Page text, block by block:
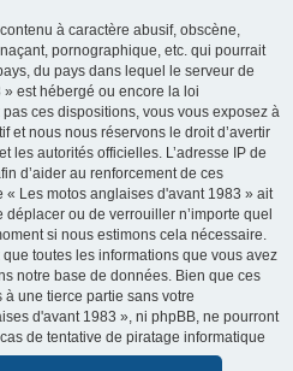
à caractère abusif, obscène,
pornographique, etc. qui pourrait
du pays dans lequel le serveur de
est hébergé ou encore la loi
ces dispositions, vous vous exposez à
et nous nous réservons le droit d’avertir
les autorités officielles. L’adresse IP de
d’aider au renforcement de ces
« Les motos anglaises d'avant 1983 » ait
ou de verrouiller n’importe quel
si nous estimons cela nécessaire.
que toutes les informations que vous avez
notre base de données. Bien que ces
une tierce partie sans votre
d'avant 1983 », ni phpBB, ne pourront
de tentative de piratage informatique